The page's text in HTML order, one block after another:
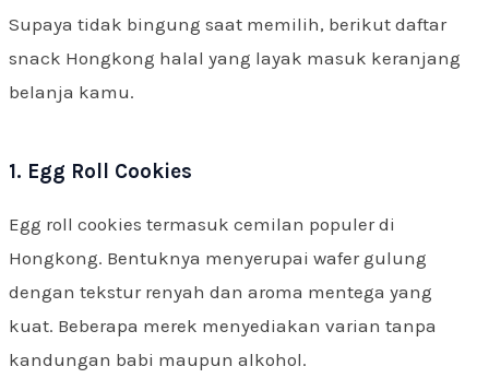
Supaya tidak bingung saat memilih, berikut daftar
snack Hongkong halal yang layak masuk keranjang
belanja kamu.
1. Egg Roll Cookies
Egg roll cookies termasuk cemilan populer di
Hongkong. Bentuknya menyerupai wafer gulung
dengan tekstur renyah dan aroma mentega yang
kuat. Beberapa merek menyediakan varian tanpa
kandungan babi maupun alkohol.